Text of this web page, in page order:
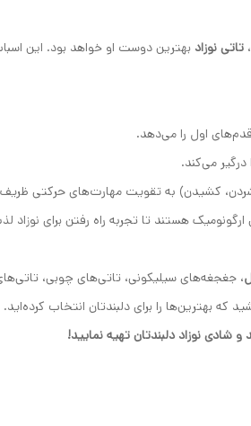
تاتی نوزاد بهترین دوست او خواهد بود. این
قدم‌های اول را می‌دهد.
درگیر می‌کند.
کشیدن) به تقویت مهارت‌های حرکتی
هستند تا تجربه راه رفتن برای
، جغجغه‌های سیلیکونی، تاتی‌های چوبی، تاتی‌های
که بهترین‌ها را برای دلبندتان انتخاب کرده‌اید.
نوزاد دلبندتان تهیه نمایید!